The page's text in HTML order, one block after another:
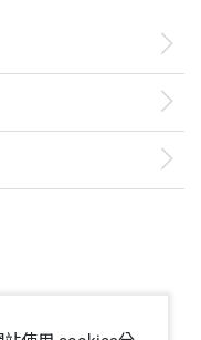
和合作夥伴理解彼
評估與機會所在。
就會有意見。領導
不同形式的溝通，
新的機制。
了半小時，我就決
，特別要感謝王家
的元素，歸纳出管
構，用口語化論述
佩服。